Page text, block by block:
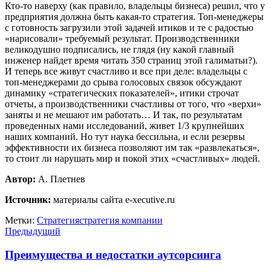
Кто-то наверху (как правило, владельцы бизнеса) решил, что у
предприятия должна быть какая-то стратегия. Топ-менеджеры
с готовность загрузили этой задачей итиков и те с радостью
«нарисовали» требуемый результат. Производственники
великодушно подписались, не глядя (ну какой главный
инженер найдет время читать 350 страниц этой галиматьи?).
И теперь все живут счастливо и все при деле: владельцы с
топ-менеджерами до срыва голосовых связок обсуждают
динамику «стратегических показателей», итики строчат
отчеты, а производственники счастливы от того, что «верхи»
заняты и не мешают им работать… И так, по результатам
проведенных нами исследований, живет 1/3 крупнейших
наших компаний. Но тут наука бессильна, и если резервы
эффективности их бизнеса позволяют им так «развлекаться»,
то стоит ли нарушать мир и покой этих «счастливых» людей.
Автор: А. Плетнев
Источник: материалы сайта e-xecutive.ru
Метки: Стратегиястратегия компании
Предыдущий
Преимущества и недостатки аутсорсинга